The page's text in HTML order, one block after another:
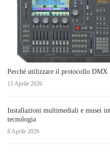
Perché utilizzare il protocollo DMX
11 Aprile 2026
Installazioni multimediali e musei
tecnologia
8 Aprile 2026